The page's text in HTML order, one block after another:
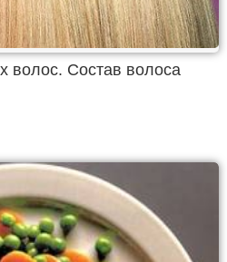
волос. Состав волоса